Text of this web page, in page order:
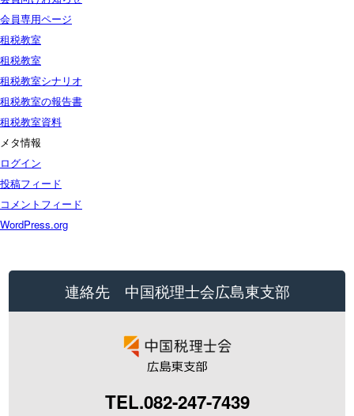
会員専用ページ
租税教室
租税教室
租税教室シナリオ
租税教室の報告書
租税教室資料
メタ情報
ログイン
投稿フィード
コメントフィード
WordPress.org
連絡先 中国税理士会広島東支部
TEL.082-247-7439